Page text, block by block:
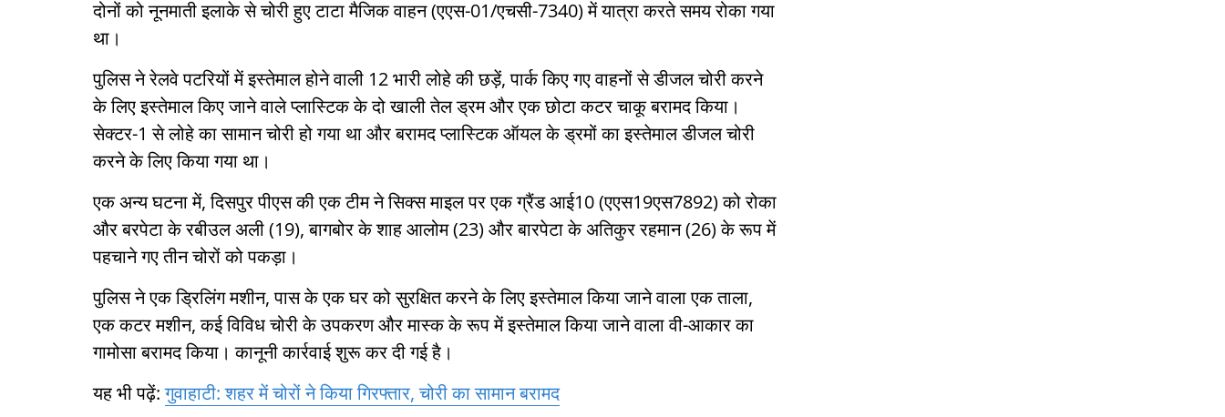
दोनों को नूनमाती इलाके से चोरी हुए टाटा मैजिक वाहन (एएस-01/एचसी-7340) में यात्रा करते समय रोका गया
था।
पुलिस ने रेलवे पटरियों में इस्तेमाल होने वाली 12 भारी लोहे की छड़ें, पार्क किए गए वाहनों से डीजल चोरी करने
के लिए इस्तेमाल किए जाने वाले प्लास्टिक के दो खाली तेल ड्रम और एक छोटा कटर चाकू बरामद किया।
सेक्टर-1 से लोहे का सामान चोरी हो गया था और बरामद प्लास्टिक ऑयल के ड्रमों का इस्तेमाल डीजल चोरी
करने के लिए किया गया था।
एक अन्य घटना में, दिसपुर पीएस की एक टीम ने सिक्स माइल पर एक ग्रैंड आई10 (एएस19एस7892) को रोका
और बरपेटा के रबीउल अली (19), बागबोर के शाह आलोम (23) और बारपेटा के अतिकुर रहमान (26) के रूप में
पहचाने गए तीन चोरों को पकड़ा।
पुलिस ने एक ड्रिलिंग मशीन, पास के एक घर को सुरक्षित करने के लिए इस्तेमाल किया जाने वाला एक ताला,
एक कटर मशीन, कई विविध चोरी के उपकरण और मास्क के रूप में इस्तेमाल किया जाने वाला वी-आकार का
गामोसा बरामद किया। कानूनी कार्रवाई शुरू कर दी गई है।
यह भी पढ़ें:गुवाहाटी: शहर में चोरों ने किया गिरफ्तार, चोरी का सामान बरामद